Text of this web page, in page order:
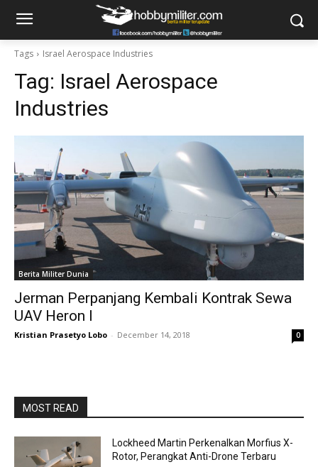
Tags Israel Aerospace Industries
Tag: Israel Aerospace
Industries
Berita Militer Dunia
Jerman Perpanjang Kembali Kontrak Sewa
UAV Heron I
Kristian Prasetyo Lobo - December 14, 2018 0
MOST READ
Lockheed Martin Perkenalkan Morfius X-
Rotor, Perangkat Anti-Drone Terbaru